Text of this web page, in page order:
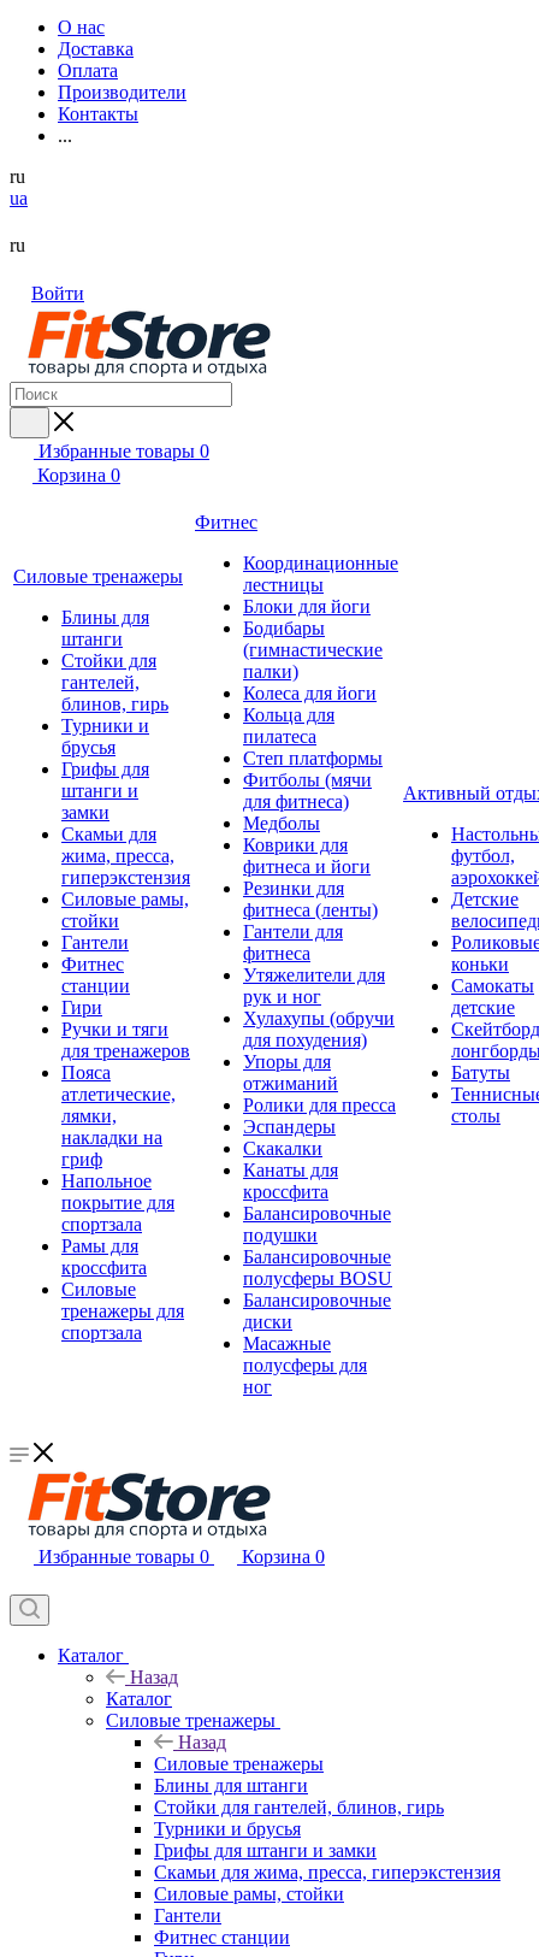
О нас
Доставка
Оплата
Производители
Контакты
...
ru
ua
ru
Войти
Избранные товары 0
Корзина 0
Силовые тренажеры
Блины для
штанги
Стойки для
гантелей,
блинов, гирь
Турники и
брусья
Грифы для
штанги и
замки
Скамьи для
жима, пресса,
гиперэкстензия
Силовые рамы,
стойки
Гантели
Фитнес
станции
Гири
Ручки и тяги
для тренажеров
Пояса
атлетические,
лямки,
накладки на
гриф
Напольное
покрытие для
спортзала
Рамы для
кроссфита
Силовые
тренажеры для
спортзала
Фитнес
Координационные
лестницы
Блоки для йоги
Бодибары
(гимнастические
палки)
Колеса для йоги
Кольца для
пилатеса
Степ платформы
Фитболы (мячи
для фитнеса)
Медболы
Коврики для
фитнеса и йоги
Резинки для
фитнеса (ленты)
Гантели для
фитнеса
Утяжелители для
рук и ног
Хулахупы (обручи
для похудения)
Упоры для
отжиманий
Ролики для пресса
Эспандеры
Скакалки
Канаты для
кроссфита
Балансировочные
подушки
Балансировочные
полусферы BOSU
Балансировочные
диски
Масажные
полусферы для
ног
Активный
футбол,
Детские
коньки
Самокаты
детские
Батуты
столы
Избранные товары 0 Корзина 0
Каталог
Назад
Каталог
Силовые тренажеры
Назад
Силовые тренажеры
Блины для штанги
Стойки для гантелей, блинов, гирь
Турники и брусья
Грифы для штанги и замки
Скамьи для жима, пресса, гиперэкстензия
Силовые рамы, стойки
Гантели
Фитнес станции